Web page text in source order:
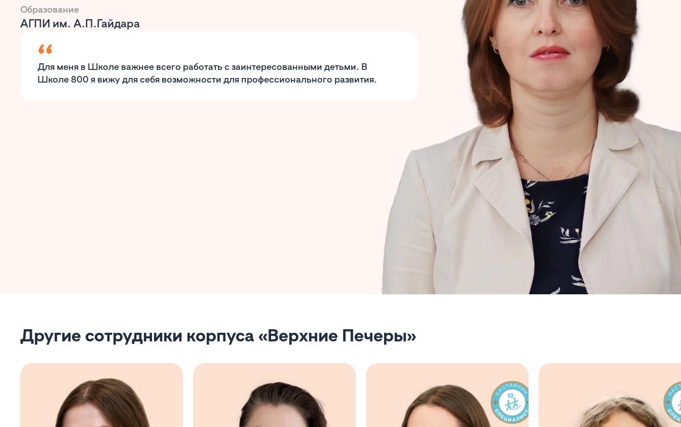
Образование
АГПИ им. А.П.Гайдара
Для меня в Школе важнее всего работать с заинтересованными детьми. В
Школе 800 я вижу для себя возможности для профессионального развития.
Другие сотрудники корпуса «Верхние Печеры»